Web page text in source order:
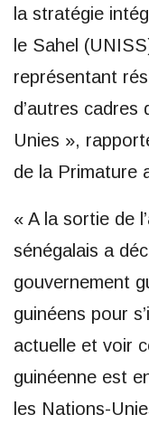
la stratégie
le Sahel
représentant
d’autres
Unies »,
de la Primature
« A la sortie de
sénégalais a
gouvernement
guinéens pour
actuelle et voir
guinéenne est
les Nations-